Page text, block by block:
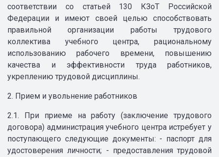
соответствии со статьей 130 КЗоТ Российской
Федерации и имеют своей целью способствовать
правильной организации работы трудового
коллектива учебного центра, рациональному
использованию рабочего времени, повышению
качества и эффективности труда работников,
укреплению трудовой дисциплины.
2. Прием и увольнение работников
2.1. При приеме на работу (заключение трудового
договора) администрация учебного центра истребует у
поступающего следующие документы: - паспорт для
удостоверения личности; - предоставления трудовой